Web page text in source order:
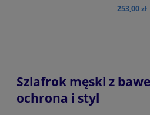
253,00 zł
do
Szlafrok męski z
ochrona i styl